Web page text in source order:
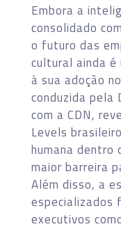
Embora a
consolidado
o futuro das
cultural ainda é
à sua adoção
conduzida pela
com a CDN,
Levels
humana dentro
maior barreira
Além disso, a
especializados
executivos